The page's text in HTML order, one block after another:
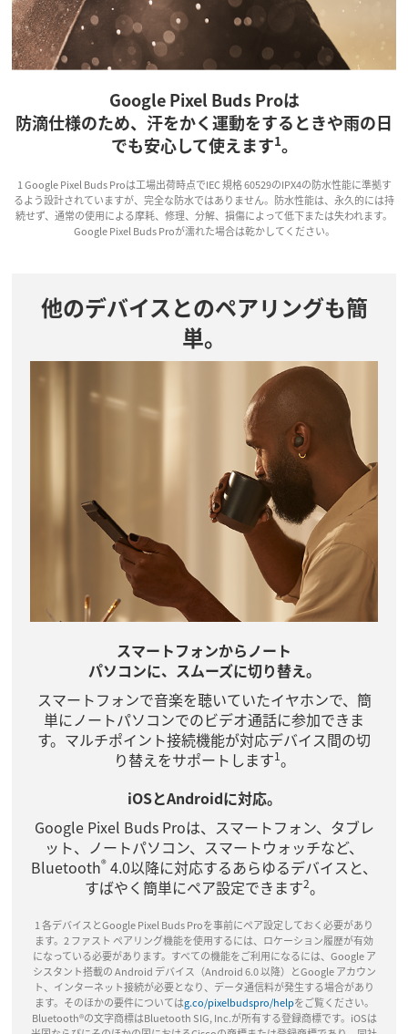
Google Pixel Buds Proは
防滴仕様のため、汗をかく運動をするときや雨の日
でも安心して使えます1。
1 Google Pixel Buds Proは工場出荷時点でIEC 規格 60529のIPX4の防水性能に準拠す
るよう設計されていますが、完全な防水ではありません。防水性能は、永久的には持
続せず、通常の使用による摩耗、修理、分解、損傷によって低下または失われます。
Google Pixel Buds Proが濡れた場合は乾かしてください。
他のデバイスとのペアリングも簡
単。
スマートフォンからノート
パソコンに、スムーズに切り替え。
スマートフォンで音楽を聴いていたイヤホンで、簡
単にノートパソコンでのビデオ通話に参加できま
す。マルチポイント接続機能が対応デバイス間の切
り替えをサポートします1。
iOSとAndroidに対応。
Google Pixel Buds Proは、スマートフォン、タブレ
ット、ノートパソコン、スマートウォッチなど、
Bluetooth® 4.0以降に対応するあらゆるデバイスと、
すばやく簡単にペア設定できます2。
1 各デバイスとGoogle Pixel Buds Proを事前にペア設定しておく必要があり
ます。2 ファスト ペアリング機能を使用するには、ロケーション履歴が有効
になっている必要があります。すべての機能をご利用になるには、Google ア
シスタント搭載の Android デバイス（Android 6.0 以降）とGoogle アカウン
ト、インターネット接続が必要となり、データ通信料が発生する場合があり
ます。そのほかの要件についてはg.co/pixelbudspro/helpをご覧ください。
Bluetooth®の文字商標はBluetooth SIG, Inc.が所有する登録商標です。iOSは